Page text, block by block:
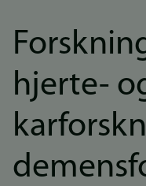
hjerte-